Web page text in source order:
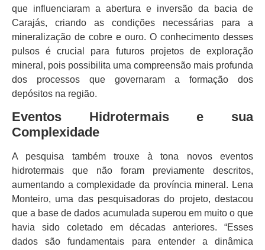
que influenciaram a abertura e inversão da bacia de
Carajás, criando as condições necessárias para a
mineralização de cobre e ouro. O conhecimento desses
pulsos é crucial para futuros projetos de exploração
mineral, pois possibilita uma compreensão mais profunda
dos processos que governaram a formação dos
depósitos na região.
Eventos Hidrotermais e sua
Complexidade
A pesquisa também trouxe à tona novos eventos
hidrotermais que não foram previamente descritos,
aumentando a complexidade da província mineral. Lena
Monteiro, uma das pesquisadoras do projeto, destacou
que a base de dados acumulada superou em muito o que
havia sido coletado em décadas anteriores. “Esses
dados são fundamentais para entender a dinâmica